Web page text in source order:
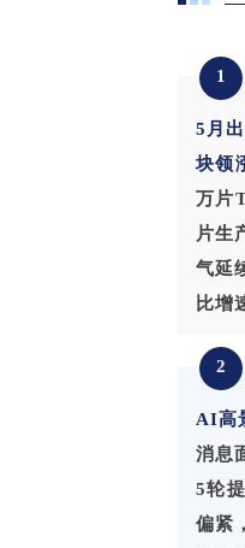
1
5 月
块领
万片
片生
气延
比增
2
AI高
消息
5轮
偏紧